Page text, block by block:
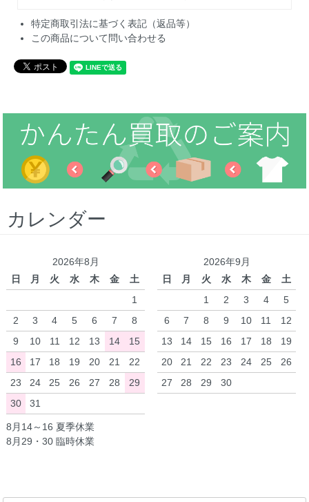
特定商取引法に基づく表記（返品等）
この商品について問い合わせる
カレンダー
2026年8月
日
月 火 水 木 金
土
1
2
3 4 5 6 7
8
9
10 11 12 13 14
15
16
17 18 19 20 21
22
23
24 25 26 27 28
29
30
31
2026年9月
日
月 火 水 木 金
土
1
2 3 4
5
6
7 8 9 10 11
12
13
14 15 16 17 18
19
20
21 22 23 24 25
26
27
28 29 30
8月14～16 夏季休業
8月29・30 臨時休業